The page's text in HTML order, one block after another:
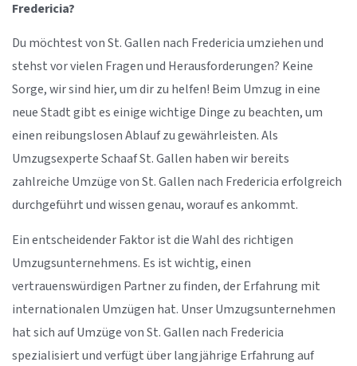
Fredericia?
Du möchtest von St. Gallen nach Fredericia umziehen und
stehst vor vielen Fragen und Herausforderungen? Keine
Sorge, wir sind hier, um dir zu helfen! Beim Umzug in eine
neue Stadt gibt es einige wichtige Dinge zu beachten, um
einen reibungslosen Ablauf zu gewährleisten. Als
Umzugsexperte Schaaf St. Gallen haben wir bereits
zahlreiche Umzüge von St. Gallen nach Fredericia erfolgreich
durchgeführt und wissen genau, worauf es ankommt.
Ein entscheidender Faktor ist die Wahl des richtigen
Umzugsunternehmens. Es ist wichtig, einen
vertrauenswürdigen Partner zu finden, der Erfahrung mit
internationalen Umzügen hat. Unser Umzugsunternehmen
hat sich auf Umzüge von St. Gallen nach Fredericia
spezialisiert und verfügt über langjährige Erfahrung auf